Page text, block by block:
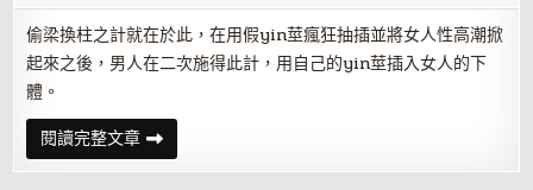
偷梁換柱之計就在於此，在用假yin莖瘋狂抽插並將女人性高潮掀
起來之後，男人在二次施得此計，用自己的yin莖插入女人的下
體。
閱讀完整文章性
技
巧